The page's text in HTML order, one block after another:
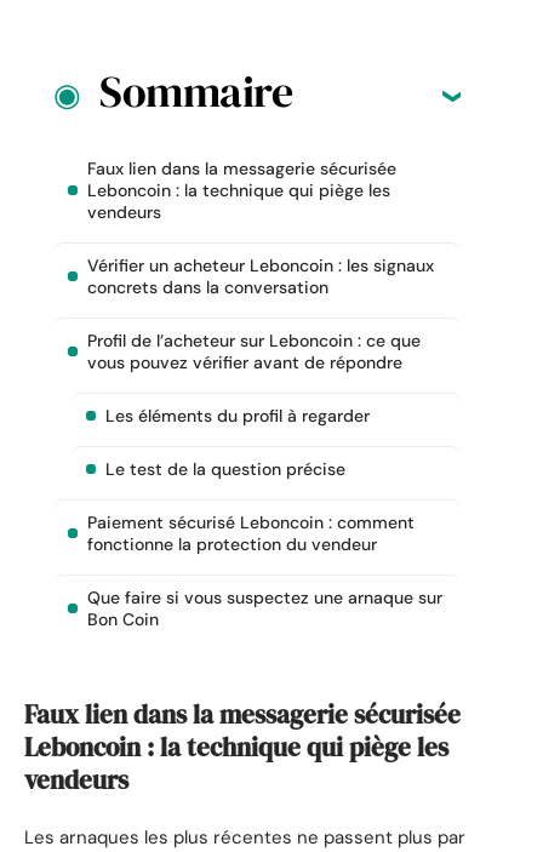
Sommaire
Faux lien dans la messagerie sécurisée
Leboncoin : la technique qui piège les
vendeurs
Vérifier un acheteur Leboncoin : les signaux
concrets dans la conversation
Profil de l’acheteur sur Leboncoin : ce que
vous pouvez vérifier avant de répondre
Les éléments du profil à regarder
Le test de la question précise
Paiement sécurisé Leboncoin : comment
fonctionne la protection du vendeur
Que faire si vous suspectez une arnaque sur
Bon Coin
Faux lien dans la messagerie sécurisée
Leboncoin : la technique qui piège les
vendeurs
Les arnaques les plus récentes ne passent plus par